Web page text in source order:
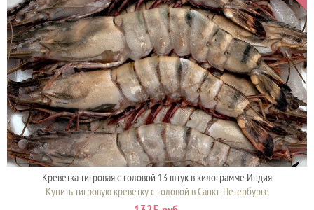
Креветка тигровая с головой 13 штук в килограмме Индия
Купить тигровую креветку с головой в Санкт-Петербурге